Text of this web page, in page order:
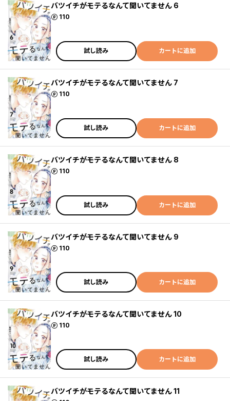
バツイチがモテるなんて聞いてません 6
110
ポイント
試し読み カートに追加
バツイチがモテるなんて聞いてません 7
110
ポイント
試し読み カートに追加
バツイチがモテるなんて聞いてません 8
110
ポイント
試し読み カートに追加
バツイチがモテるなんて聞いてません 9
110
ポイント
試し読み カートに追加
バツイチがモテるなんて聞いてません 10
110
ポイント
試し読み カートに追加
バツイチがモテるなんて聞いてません 11